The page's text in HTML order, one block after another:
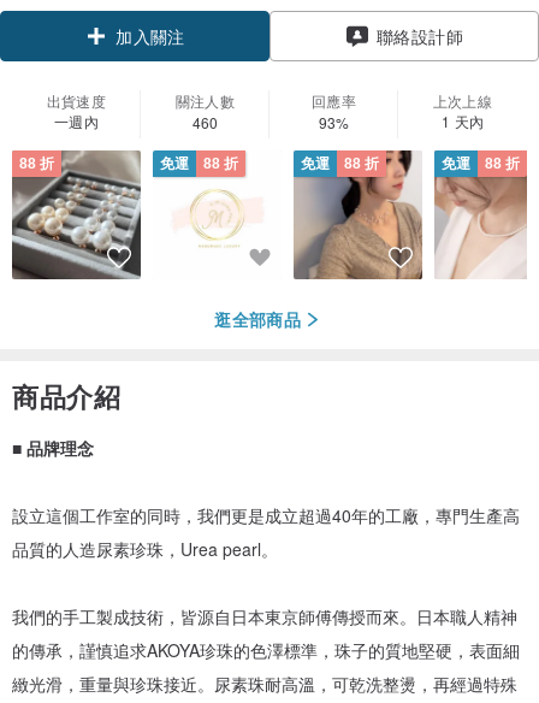
加入關注 聯絡設計師
出貨速度
一週內
關注人數
460
回應率
93%
上次上線
1 天內
88 折 免運 88 折 免運 88 折 免運 88 折
逛全部商品
商品介紹
■ 品牌理念
設立這個工作室的同時，我們更是成立超過40年的工廠，專門生產高
品質的人造尿素珍珠，Urea pearl。
我們的手工製成技術，皆源自日本東京師傅傳授而來。日本職人精神
的傳承，謹慎追求AKOYA珍珠的色澤標準，珠子的質地堅硬，表面細
緻光滑，重量與珍珠接近。尿素珠耐高溫，可乾洗整燙，再經過特殊